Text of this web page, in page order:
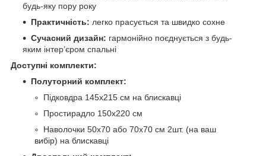
будь-яку пору року
Практичність: легко прасується та швидко сохне
Сучасний дизайн: гармонійно поєднується з будь-
яким інтер’єром спальні
Доступні комплекти:
Полуторний комплект:
Підковдра 145х215 см на блискавці
Простирадло 150х220 см
Наволочки 50х70 або 70х70 см 2шт. (на ваш
вибір) на блискавці